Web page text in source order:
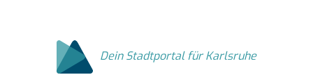
Dein Stadtportal für Karlsruhe